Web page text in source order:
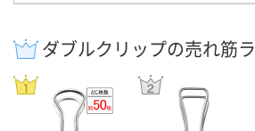
ダブルクリップの売れ筋